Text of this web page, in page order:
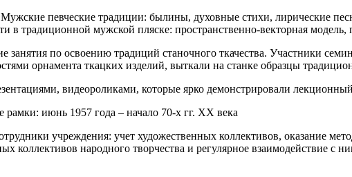
певческие традиции: былины, духовные стихи, лирические
в традиционной мужской пляске: пространственно-векторная
по освоению традиций станочного ткачества. Участники
орнамента ткацких изделий, выткали на станке образцы
видеороликами, которые ярко демонстрировали
июнь 1957 года – начало 70-х гг. XX века
учреждения: учет художественных коллективов, оказание
коллективов народного творчества и регулярное взаимодействие